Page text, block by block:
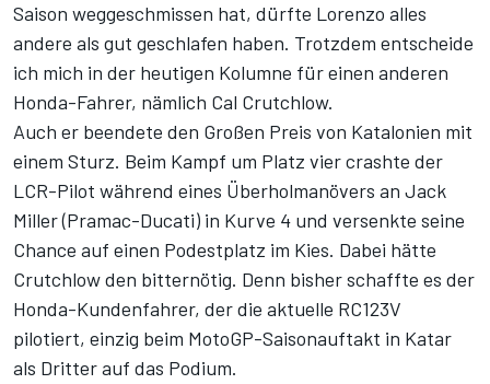
Saison weggeschmissen hat, dürfte Lorenzo alles
andere als gut geschlafen haben. Trotzdem entscheide
ich mich in der heutigen Kolumne für einen anderen
Honda-Fahrer, nämlich Cal Crutchlow.
Auch er beendete den Großen Preis von Katalonien mit
einem Sturz. Beim Kampf um Platz vier crashte der
LCR-Pilot während eines Überholmanövers an Jack
Miller (Pramac-Ducati) in Kurve 4 und versenkte seine
Chance auf einen Podestplatz im Kies. Dabei hätte
Crutchlow den bitternötig. Denn bisher schaffte es der
Honda-Kundenfahrer, der die aktuelle RC123V
pilotiert, einzig beim MotoGP-Saisonauftakt in Katar
als Dritter auf das Podium.